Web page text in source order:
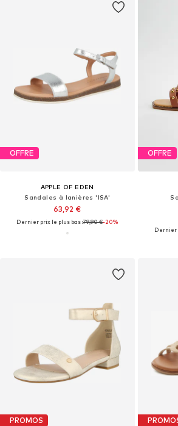
OFFRE
APPLE OF EDEN
Sandales à lanières 'ISA'
63,92 €
Dernier prix le plus bas :79,90 €-20%
OFFRE
Dernier
PROMOS